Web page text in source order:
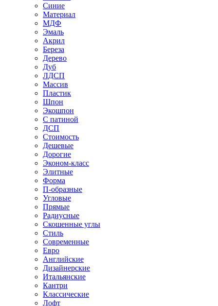
Синие
Материал
МДФ
Эмаль
Акрил
Береза
Дерево
Дуб
ЛДСП
Массив
Пластик
Шпон
Экошпон
С патиной
ДСП
Стоимость
Дешевые
Дорогие
Эконом-класс
Элитные
Форма
П-образные
Угловые
Прямые
Радиусные
Скошенные углы
Стиль
Современные
Евро
Английские
Дизайнерские
Итальянские
Кантри
Классические
Лофт